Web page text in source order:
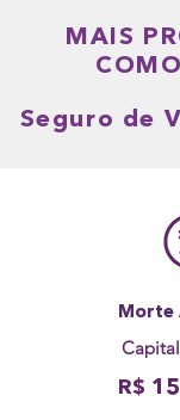
MAIS
Seguro de
Morte
R$